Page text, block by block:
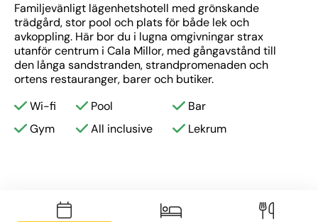
Familjevänligt lägenhetshotell med grönskande
trädgård, stor pool och plats för både lek och
avkoppling. Här bor du i lugna omgivningar strax
utanför centrum i Cala Millor, med gångavstånd till
den långa sandstranden, strandpromenaden och
ortens restauranger, barer och butiker.
Wi-fi
Pool
Bar
Gym
All inclusive Lekrum